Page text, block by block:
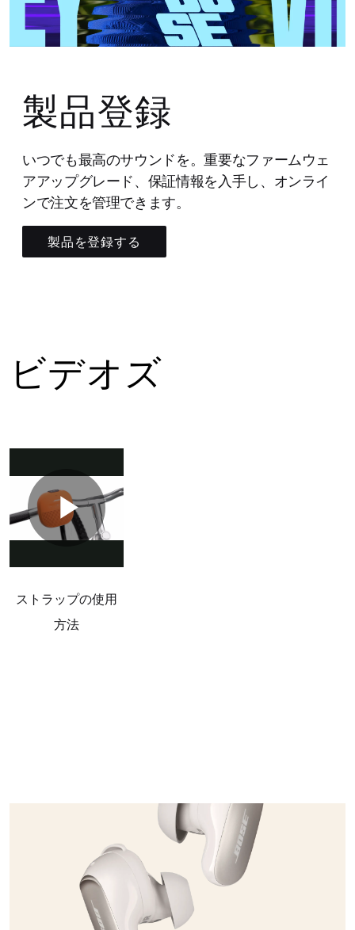
製品登録
いつでも最高のサウンドを。重要なファームウェ
アアップグレード、保証情報を入手し、オンライ
ンで注文を管理できます。
製品を登録する
ビデオズ
ストラップの使用
方法